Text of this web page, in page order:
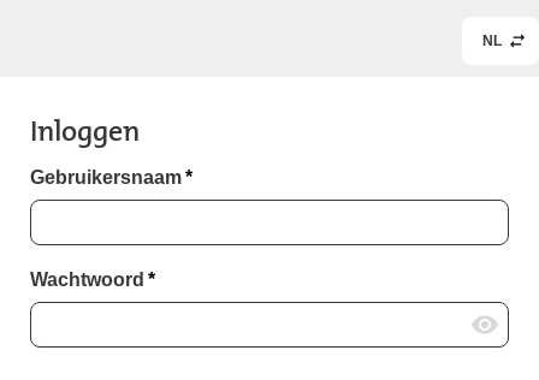
NL
Inloggen
Gebruikersnaam*
Wachtwoord *